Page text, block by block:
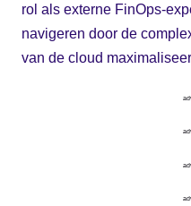
rol als externe FinOps-
navigeren door de
van de cloud